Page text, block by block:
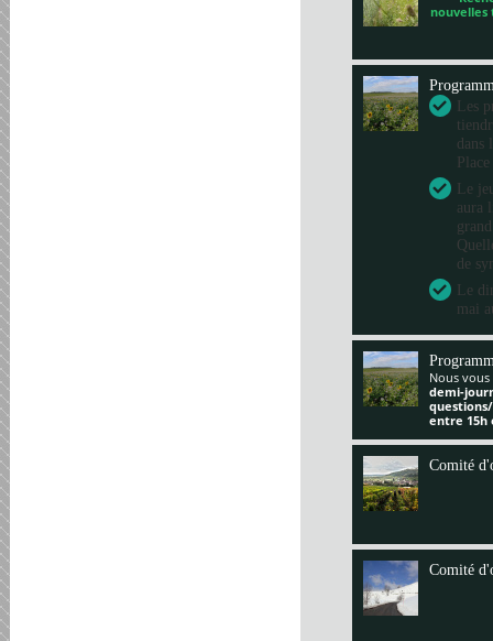
nouvelles
Les
dans
Le
aura
de
Le
mai
Nous
demi-
entre 15h
Comité
Comité